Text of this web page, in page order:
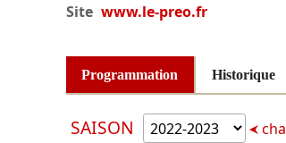
Site www.le-preo.fr
Programmation Historique
SAISON